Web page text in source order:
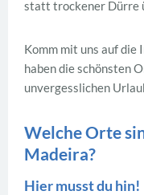
statt trockener Dürre
Komm mit uns auf die
haben die schönsten
unvergesslichen
Welche Orte
Madeira?
Hier musst du hin!